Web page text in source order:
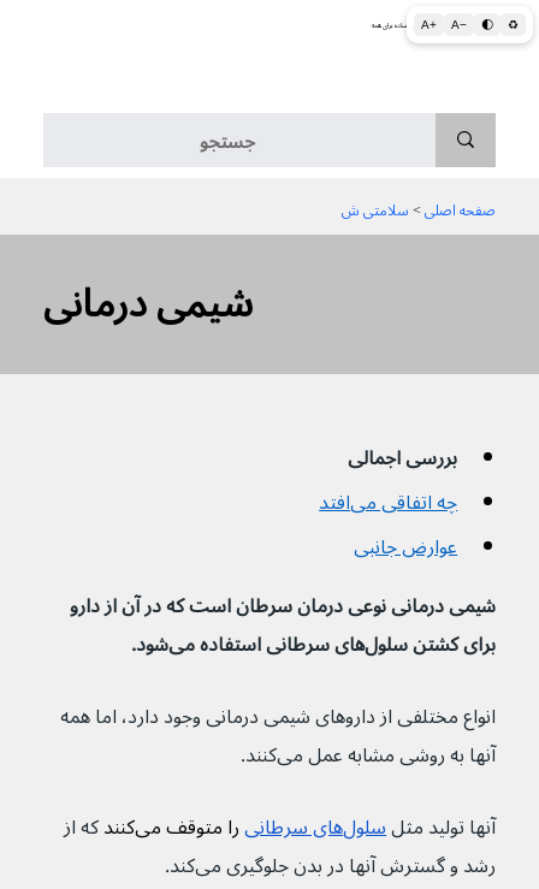
A+ A− 🌓 ♻ اطلاعات پزشکی و بهداشتی به زبان ساده برای همه
صفحه اصلی > سلامتی ش
شیمی درمانی
بررسی اجمالی
چه اتفاقی می‌افتد
عوارض جانبی
شیمی درمانی نوعی درمان سرطان است که در آن از دارو
برای کشتن سلول‌های سرطانی استفاده می‌شود.
انواع مختلفی از داروهای شیمی درمانی وجود دارد، اما همه
آنها به روشی مشابه عمل می‌کنند.
آنها تولید مثل سلول‌‌های سرطانی را متوقف می‌کنند
که از
رشد و گسترش آنها در بدن جلوگیری می‌کند.